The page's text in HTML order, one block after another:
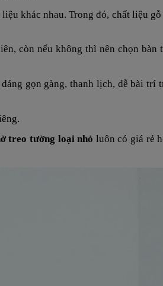
khác nhau. Trong đó, chất liệu
còn nếu không thì nên chọn bàn
gọn gàng, thanh lịch, dễ bài trí
treo tường loại nhỏ luôn có giá rẻ